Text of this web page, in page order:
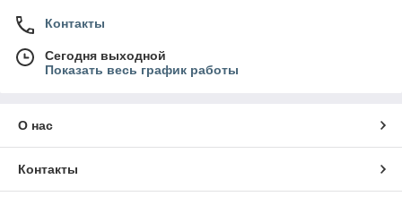
Контакты
Сегодня выходной
Показать весь график работы
О нас
Контакты